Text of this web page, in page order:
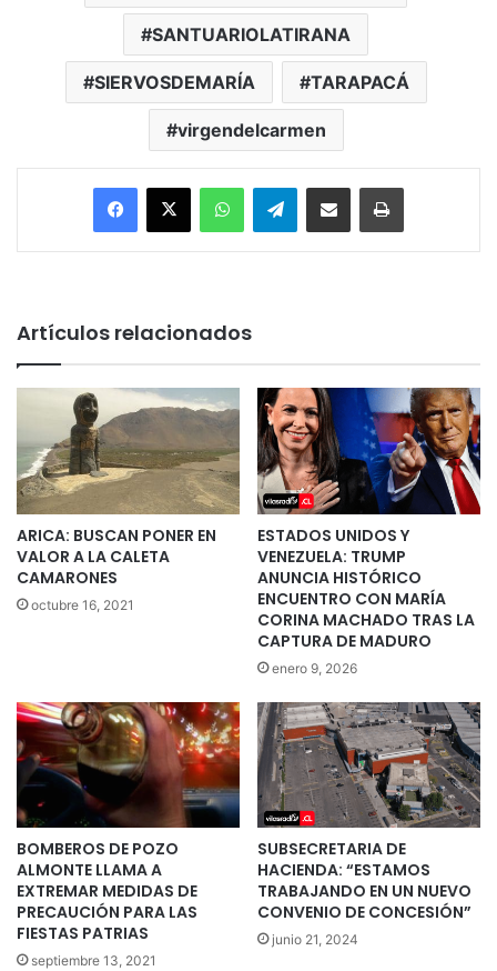
SANTUARIOLATIRANA
SIERVOSDEMARÍA TARAPACÁ
virgendelcarmen
Facebook
X WhatsAppTelegramEnviar vía email Imprimir
Artículos relacionados
ARICA: BUSCAN PONER EN
VALOR A LA CALETA
CAMARONES
octubre 16, 2021
ESTADOS UNIDOS Y
VENEZUELA: TRUMP
ANUNCIA HISTÓRICO
ENCUENTRO CON MARÍA
CORINA MACHADO TRAS LA
CAPTURA DE MADURO
enero 9, 2026
BOMBEROS DE POZO
ALMONTE LLAMA A
EXTREMAR MEDIDAS DE
PRECAUCIÓN PARA LAS
FIESTAS PATRIAS
septiembre 13, 2021
SUBSECRETARIA DE
HACIENDA: “ESTAMOS
TRABAJANDO EN UN NUEVO
CONVENIO DE CONCESIÓN”
junio 21, 2024